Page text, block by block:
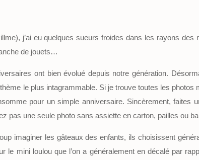
j’ai eu quelques sueurs froides dans les rayons
de jouets…
ont bien évolué depuis notre génération.
le plus intagrammable. Si je trouve toutes les photos
pour un simple anniversaire. Sincèrement, faites
pas une seule photo sans assiette en carton, pailles ou
imaginer les gâteaux des enfants, ils choisissent
le mini loulou que l’on a généralement en décalé par